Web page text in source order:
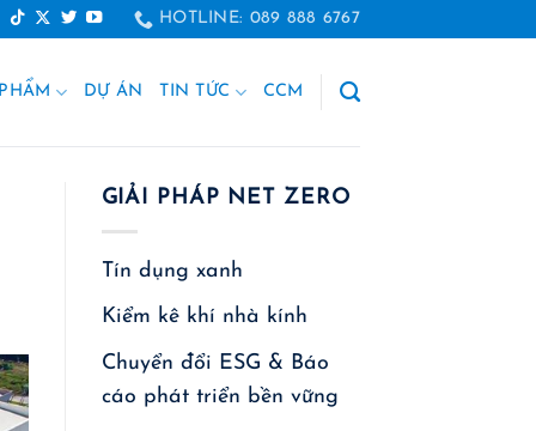
HOTLINE: 089 888 6767
DỰ ÁN TIN TỨC CCM
GIẢI PHÁP NET ZERO
Tín dụng xanh
Kiểm kê khí nhà kính
Chuyển đổi ESG & Báo
cáo phát triển bền vững